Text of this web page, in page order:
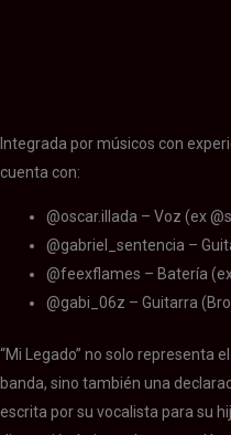
Integrada por músicos con
cuenta con:
@oscar.illada – Voz (ex
@gabriel_sentencia –
@feexflames – Batería
@gabi_06z – Guitarra
“Mi Legado” no solo representa
banda, sino también una
escrita por su vocalista para su